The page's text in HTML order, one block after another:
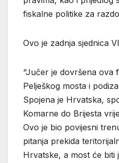
fiskalne politike za
Ovo je zadnja sjednica
“Jučer je dovršena ova
Pelješkog mosta i
Spojena je Hrvatska,
Komarne do Brijesta
Ovo je bio povijesni
pitanja prekida
Hrvatske, a most će biti